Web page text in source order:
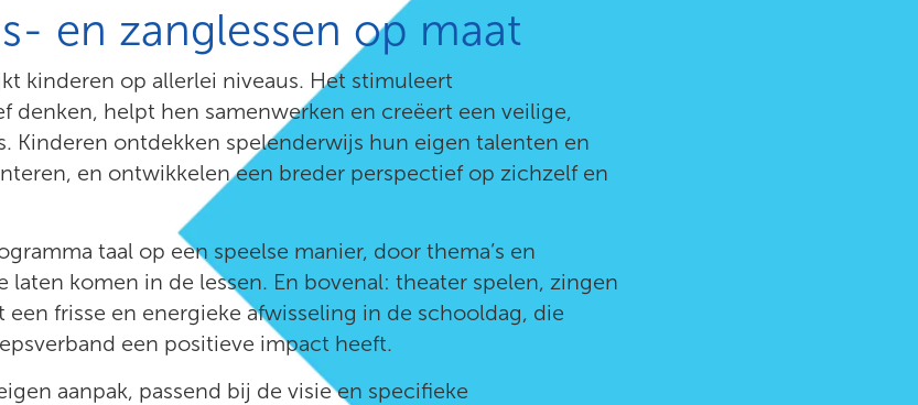
en zanglessen op maat
kinderen op allerlei niveaus. Het stimuleert
denken, helpt hen samenwerken en creëert een veilige,
Kinderen ontdekken spelenderwijs hun eigen talenten en
en ontwikkelen een breder perspectief op zichzelf en
taal op een speelse manier, door thema’s en
komen in de lessen. En bovenal: theater spelen, zingen
frisse en energieke afwisseling in de schooldag, die
een positieve impact heeft.
aanpak, passend bij de visie en specifieke